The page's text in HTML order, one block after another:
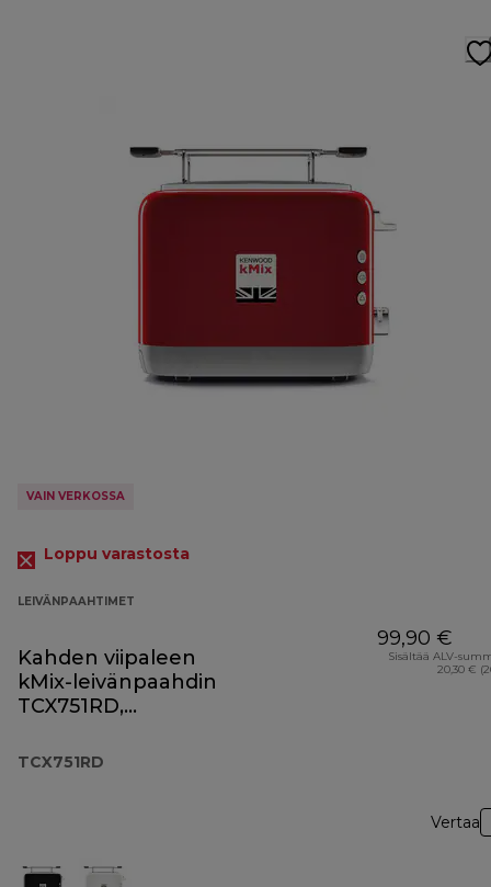
VAIN VERKOSSA
Loppu varastosta
LEIVÄNPAAHTIMET
Kahden viipaleen
kMix-leivänpaahdin
TCX751RD,
TCX751RD
99,90 €
Sisältää ALV-
20,30 €
Vertaa